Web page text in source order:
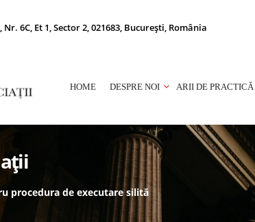
6C, Et 1, Sector 2, 021683, București, România
HOME DESPRE NOI ARII DE PRACTICĂ
procedura de executare silită